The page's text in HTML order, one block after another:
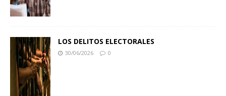
LOS DELITOS ELECTORALES
30/06/2026 0